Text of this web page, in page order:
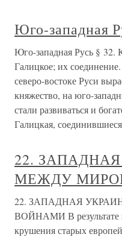
Юго-западная
Юго-западная Русь § 32.
Галицкое; их
северо-востоке Руси
княжество, на юго-
стали развиваться и
Галицкая, соединившиеся
22.
МЕЖДУ
22. ЗАПАДНАЯ
ВОЙНАМИ В результате
крушения старых